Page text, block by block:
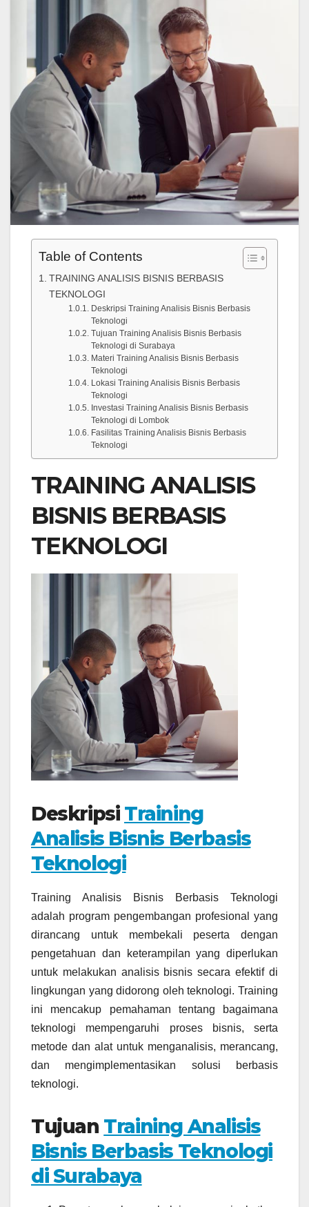
Table of Contents
TRAINING ANALISIS BISNIS BERBASIS
TEKNOLOGI
Deskripsi Training Analisis Bisnis Berbasis
Teknologi
Tujuan Training Analisis Bisnis Berbasis
Teknologi di Surabaya
Materi Training Analisis Bisnis Berbasis
Teknologi
Lokasi Training Analisis Bisnis Berbasis
Teknologi
Investasi Training Analisis Bisnis Berbasis
Teknologi di Lombok
Fasilitas Training Analisis Bisnis Berbasis
Teknologi
TRAINING ANALISIS
BISNIS BERBASIS
TEKNOLOGI
Deskripsi Training
Analisis Bisnis Berbasis
Teknologi
Training Analisis Bisnis Berbasis Teknologi
adalah program pengembangan profesional yang
dirancang untuk membekali peserta dengan
pengetahuan dan keterampilan yang diperlukan
untuk melakukan analisis bisnis secara efektif di
lingkungan yang didorong oleh teknologi. Training
ini mencakup pemahaman tentang bagaimana
teknologi mempengaruhi proses bisnis, serta
metode dan alat untuk menganalisis, merancang,
dan mengimplementasikan solusi berbasis
teknologi.
Tujuan Training Analisis
Bisnis Berbasis Teknologi
di Surabaya